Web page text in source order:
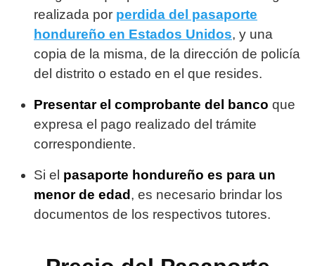
realizada por perdida del pasaporte
hondureño en Estados Unidos, y una
copia de la misma, de la dirección de policía
del distrito o estado en el que resides.
Presentar el comprobante del banco que
expresa el pago realizado del trámite
correspondiente.
Si el pasaporte hondureño es para un
menor de edad , es necesario brindar los
documentos de los respectivos tutores.